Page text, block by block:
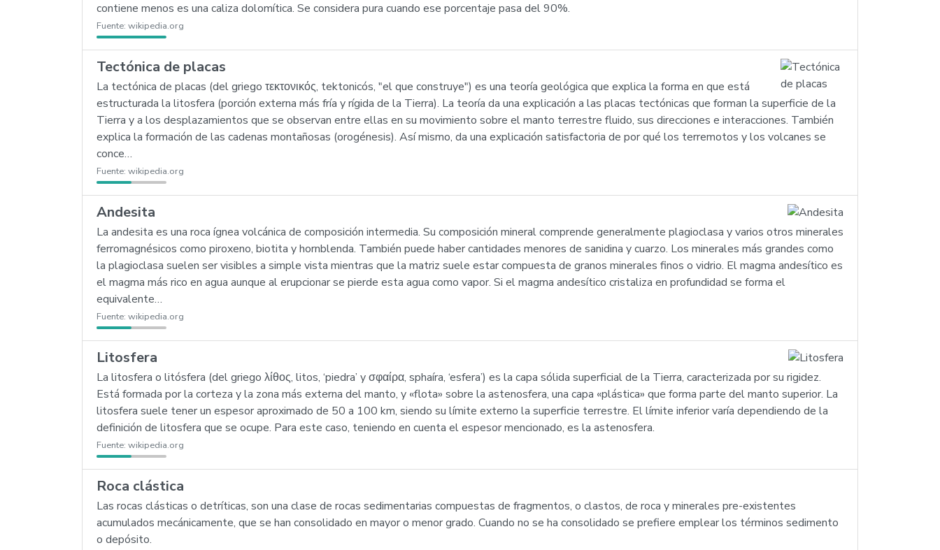
contiene menos es una caliza dolomítica. Se considera pura cuando ese porcentaje pasa del 90%.
Fuente: wikipedia.org
Tectónica de placas
La tectónica de placas (del griego τεκτονικός, tektonicós, "el que construye") es una teoría geológica que explica la forma en que está
estructurada la litosfera (porción externa más fría y rígida de la Tierra). La teoría da una explicación a las placas tectónicas que forman la superficie de la
Tierra y a los desplazamientos que se observan entre ellas en su movimiento sobre el manto terrestre fluido, sus direcciones e interacciones. También
explica la formación de las cadenas montañosas (orogénesis). Así mismo, da una explicación satisfactoria de por qué los terremotos y los volcanes se
conce…
Fuente: wikipedia.org
Andesita
La andesita es una roca ígnea volcánica de composición intermedia. Su composición mineral comprende generalmente plagioclasa y varios otros minerales
ferromagnésicos como piroxeno, biotita y hornblenda. También puede haber cantidades menores de sanidina y cuarzo. Los minerales más grandes como
la plagioclasa suelen ser visibles a simple vista mientras que la matriz suele estar compuesta de granos minerales finos o vidrio. El magma andesítico es
el magma más rico en agua aunque al erupcionar se pierde esta agua como vapor. Si el magma andesítico cristaliza en profundidad se forma el
equivalente…
Fuente: wikipedia.org
Litosfera
La litosfera o litósfera (del griego λίθος, litos, ‘piedra’ y σφαίρα, sphaíra, ‘esfera’) es la capa sólida superficial de la Tierra, caracterizada por su rigidez.
Está formada por la corteza y la zona más externa del manto, y «flota» sobre la astenosfera, una capa «plástica» que forma parte del manto superior. La
litosfera suele tener un espesor aproximado de 50 a 100 km, siendo su límite externo la superficie terrestre. El límite inferior varía dependiendo de la
definición de litosfera que se ocupe. Para este caso, teniendo en cuenta el espesor mencionado, es la astenosfera.
Fuente: wikipedia.org
Roca clástica
Las rocas clásticas o detríticas, son una clase de rocas sedimentarias compuestas de fragmentos, o clastos, de roca y minerales pre-existentes
acumulados mecánicamente, que se han consolidado en mayor o menor grado. Cuando no se ha consolidado se prefiere emplear los términos sedimento
o depósito.